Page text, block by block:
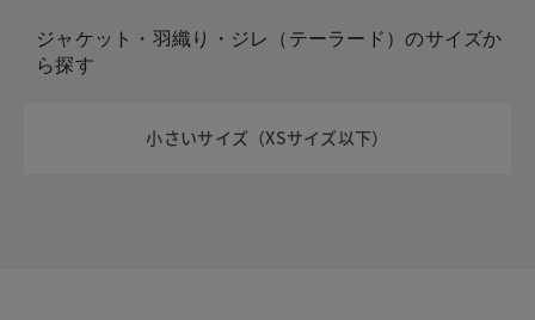
ジャケット・羽織り・ジレ（テーラード）のサイズか
ら探す
小さいサイズ（XSサイズ以下）